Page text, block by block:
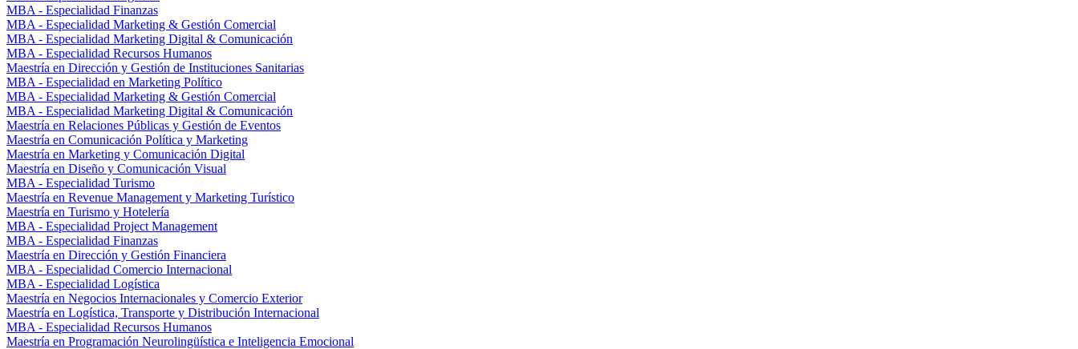
MBA - Especialidad Finanzas
MBA - Especialidad Marketing & Gestión Comercial
MBA - Especialidad Marketing Digital & Comunicación
MBA - Especialidad Recursos Humanos
Maestría en Dirección y Gestión de Instituciones Sanitarias
MBA - Especialidad en Marketing Político
MBA - Especialidad Marketing & Gestión Comercial
MBA - Especialidad Marketing Digital & Comunicación
Maestría en Relaciones Públicas y Gestión de Eventos
Maestría en Comunicación Política y Marketing
Maestría en Marketing y Comunicación Digital
Maestría en Diseño y Comunicación Visual
MBA - Especialidad Turismo
Maestría en Revenue Management y Marketing Turístico
Maestría en Turismo y Hotelería
MBA - Especialidad Project Management
MBA - Especialidad Finanzas
Maestría en Dirección y Gestión Financiera
MBA - Especialidad Comercio Internacional
MBA - Especialidad Logística
Maestría en Negocios Internacionales y Comercio Exterior
Maestría en Logística, Transporte y Distribución Internacional
MBA - Especialidad Recursos Humanos
Maestría en Programación Neurolingüística e Inteligencia Emocional